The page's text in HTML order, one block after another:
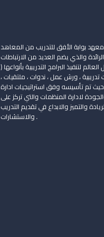
معهد بوابة الأفق للتدريب من المعاهد
والذي يضم العديد من الارتباطات
لتنفيذ البرامج التدريبية بأنواعها (
تدريبية ، ورش عمل ، ندوات ، ملتقيات ،
تم تأسيسه وفق استراتيجيات ادارة
لادارة المنظمات والتي تركز على
والتميز والابداع في تقديم التدريب
والاستشارات .